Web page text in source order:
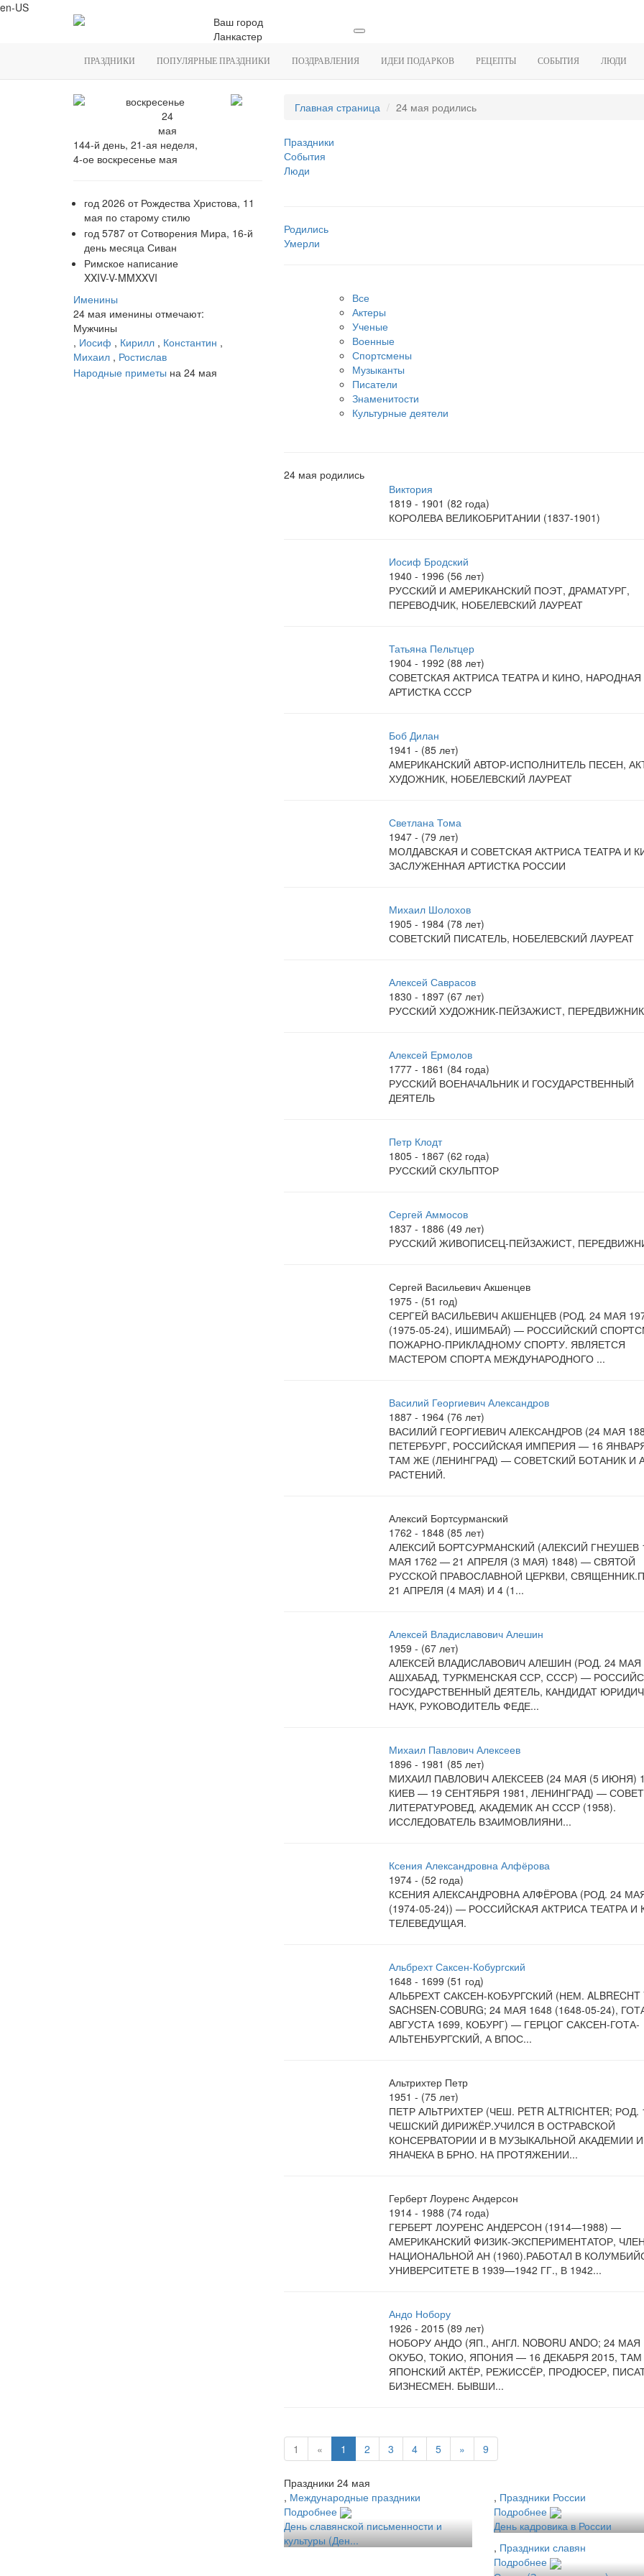
en-US
Ваш город
Ланкастер
ПРАЗДНИКИ ПОПУЛЯРНЫЕ ПРАЗДНИКИ ПОЗДРАВЛЕНИЯ ИДЕИ ПОДАРКОВ РЕЦЕПТЫ СОБЫТИЯ ЛЮДИ
воскресенье
24
мая
144-й день, 21-ая неделя,
4-ое воскресенье мая
год 2026 от Рождества Христова, 11
мая по старому стилю
год 5787 от Сотворения Мира, 16-й
день месяца Сиван
Римское написание
XXIV-V-MMXXVI
Именины
24 мая именины отмечают:
Мужчины
, Иосиф , Кирилл , Константин ,
Михаил , Ростислав
Народные приметы на 24 мая
Главная страница 24 мая родились
Праздники
События
Люди
Родились
Умерли
Все
Актеры
Ученые
Военные
Спортсмены
Музыканты
Писатели
Знаменитости
Культурные деятели
24 мая родились
Виктория
1819 - 1901 (82 года)
КОРОЛЕВА ВЕЛИКОБРИТАНИИ (1837-1901)
Иосиф Бродский
1940 - 1996 (56 лет)
РУССКИЙ И АМЕРИКАНСКИЙ ПОЭТ, ДРАМАТУРГ,
ПЕРЕВОДЧИК, НОБЕЛЕВСКИЙ ЛАУРЕАТ
Татьяна Пельтцер
1904 - 1992 (88 лет)
СОВЕТСКАЯ АКТРИСА ТЕАТРА И КИНО, НАРОДНАЯ
АРТИСТКА СССР
Боб Дилан
1941 - (85 лет)
АМЕРИКАНСКИЙ АВТОР-ИСПОЛНИТЕЛЬ ПЕСЕН,
ХУДОЖНИК, НОБЕЛЕВСКИЙ ЛАУРЕАТ
Светлана Тома
1947 - (79 лет)
МОЛДАВСКАЯ И СОВЕТСКАЯ АКТРИСА ТЕАТРА И
ЗАСЛУЖЕННАЯ АРТИСТКА РОССИИ
Михаил Шолохов
1905 - 1984 (78 лет)
СОВЕТСКИЙ ПИСАТЕЛЬ, НОБЕЛЕВСКИЙ ЛАУРЕАТ
Алексей Саврасов
1830 - 1897 (67 лет)
РУССКИЙ ХУДОЖНИК-ПЕЙЗАЖИСТ, ПЕРЕДВИЖНИК
Алексей Ермолов
1777 - 1861 (84 года)
РУССКИЙ ВОЕНАЧАЛЬНИК И ГОСУДАРСТВЕННЫЙ
ДЕЯТЕЛЬ
Петр Клодт
1805 - 1867 (62 года)
РУССКИЙ СКУЛЬПТОР
Сергей Аммосов
1837 - 1886 (49 лет)
РУССКИЙ ЖИВОПИСЕЦ-ПЕЙЗАЖИСТ,
Сергей Васильевич Акшенцев
1975 - (51 год)
СЕРГЕЙ ВАСИЛЬЕВИЧ АКШЕНЦЕВ (РОД. 24 МАЯ
(1975-05-24), ИШИМБАЙ) — РОССИЙСКИЙ
ПОЖАРНО-ПРИКЛАДНОМУ СПОРТУ. ЯВЛЯЕТСЯ
МАСТЕРОМ СПОРТА МЕЖДУНАРОДНОГО ...
Василий Георгиевич Александров
1887 - 1964 (76 лет)
ВАСИЛИЙ ГЕОРГИЕВИЧ АЛЕКСАНДРОВ (24 МАЯ
ПЕТЕРБУРГ, РОССИЙСКАЯ ИМПЕРИЯ — 16
ТАМ ЖЕ (ЛЕНИНГРАД) — СОВЕТСКИЙ БОТАНИК И
РАСТЕНИЙ.
Алексий Бортсурманский
1762 - 1848 (85 лет)
АЛЕКСИЙ БОРТСУРМАНСКИЙ (АЛЕКСИЙ ГНЕУШЕВ
МАЯ 1762 — 21 АПРЕЛЯ (3 МАЯ) 1848) — СВЯТОЙ
РУССКОЙ ПРАВОСЛАВНОЙ ЦЕРКВИ,
21 АПРЕЛЯ (4 МАЯ) И 4 (1...
Алексей Владиславович Алешин
1959 - (67 лет)
АЛЕКСЕЙ ВЛАДИСЛАВОВИЧ АЛЕШИН (РОД. 24 МАЯ
АШХАБАД, ТУРКМЕНСКАЯ ССР, СССР) —
ГОСУДАРСТВЕННЫЙ ДЕЯТЕЛЬ, КАНДИДАТ
НАУК, РУКОВОДИТЕЛЬ ФЕДЕ...
Михаил Павлович Алексеев
1896 - 1981 (85 лет)
МИХАИЛ ПАВЛОВИЧ АЛЕКСЕЕВ (24 МАЯ (5 ИЮНЯ)
КИЕВ — 19 СЕНТЯБРЯ 1981, ЛЕНИНГРАД) —
ЛИТЕРАТУРОВЕД, АКАДЕМИК АН СССР (1958).
ИССЛЕДОВАТЕЛЬ ВЗАИМОВЛИЯНИ...
Ксения Александровна Алфёрова
1974 - (52 года)
КСЕНИЯ АЛЕКСАНДРОВНА АЛФЁРОВА (РОД. 24
(1974-05-24)) — РОССИЙСКАЯ АКТРИСА ТЕАТРА И
ТЕЛЕВЕДУЩАЯ.
Альбрехт Саксен-Кобургский
1648 - 1699 (51 год)
АЛЬБРЕХТ САКСЕН-КОБУРГСКИЙ (НЕМ. ALBRECHT
SACHSEN-COBURG; 24 МАЯ 1648 (1648-05-24),
АВГУСТА 1699, КОБУРГ) — ГЕРЦОГ САКСЕН-ГОТА-
АЛЬТЕНБУРГСКИЙ, А ВПОС...
Альтрихтер Петр
1951 - (75 лет)
ПЕТР АЛЬТРИХТЕР (ЧЕШ. PETR ALTRICHTER; РОД.
ЧЕШСКИЙ ДИРИЖЁР.УЧИЛСЯ В ОСТРАВСКОЙ
КОНСЕРВАТОРИИ И В МУЗЫКАЛЬНОЙ АКАДЕМИИ
ЯНАЧЕКА В БРНО. НА ПРОТЯЖЕНИИ...
Герберт Лоуренс Андерсон
1914 - 1988 (74 года)
ГЕРБЕРТ ЛОУРЕНС АНДЕРСОН (1914—1988) —
АМЕРИКАНСКИЙ ФИЗИК-ЭКСПЕРИМЕНТАТОР,
НАЦИОНАЛЬНОЙ АН (1960).РАБОТАЛ В
УНИВЕРСИТЕТЕ В 1939—1942 ГГ., В 1942...
Андо Нобору
1926 - 2015 (89 лет)
НОБОРУ АНДО (ЯП., АНГЛ. NOBORU ANDO; 24 МАЯ
ОКУБО, ТОКИО, ЯПОНИЯ — 16 ДЕКАБРЯ 2015,
ЯПОНСКИЙ АКТЁР, РЕЖИССЁР, ПРОДЮСЕР,
БИЗНЕСМЕН. БЫВШИ...
1 « 1 2 3 4 5 » 9
Праздники 24 мая
, Международные праздники
Подробнее
День славянской письменности и
культуры (Ден...
, Праздники России
Подробнее
День кадровика в России
, Праздники славян
Подробнее